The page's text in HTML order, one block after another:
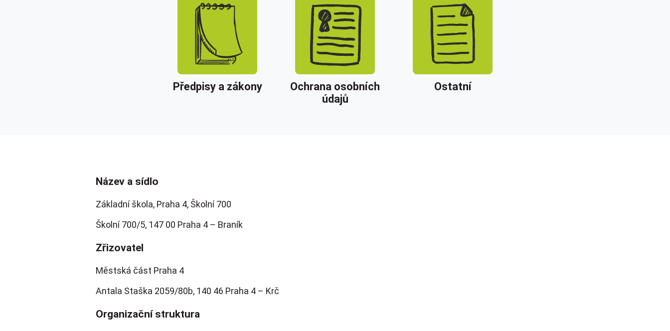
Předpisy a zákony
Ochrana osobních
údajů
Ostatní
Název a sídlo
Základní škola, Praha 4, Školní 700
Školní 700/5, 147 00 Praha 4 – Braník
Zřizovatel
Městská část Praha 4
Antala Staška 2059/80b, 140 46 Praha 4 – Krč
Organizační struktura